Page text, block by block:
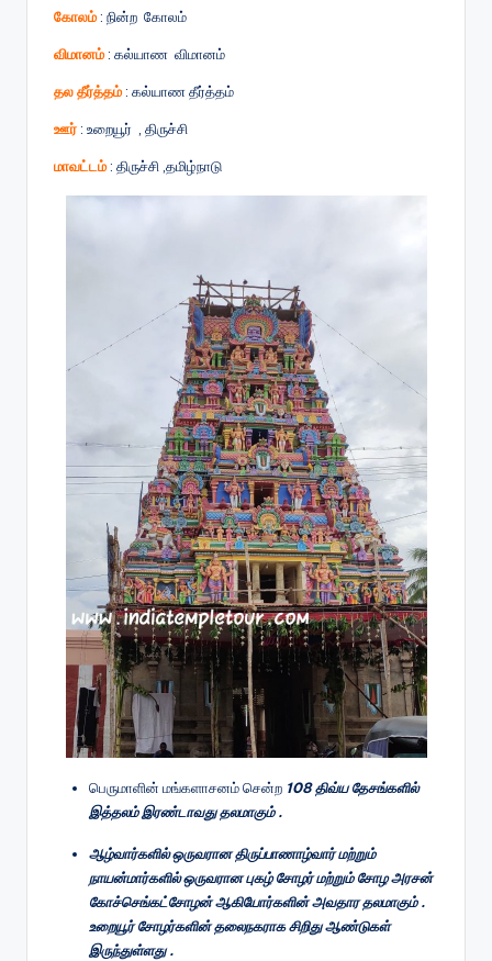
கோலம் : நின்ற கோலம்
விமானம் : கல்யாண விமானம்
தல தீர்த்தம் : கல்யாண தீர்த்தம்
ஊர் : உறையூர் , திருச்சி
மாவட்டம் : திருச்சி ,தமிழ்நாடு
பெருமாளின் மங்களாசனம் சென்ற 108 திவ்ய தேசங்களில்
இத்தலம் இரண்டாவது தலமாகும் .
ஆழ்வார்களில் ஒருவரான திருப்பாணாழ்வார் மற்றும்
நாயன்மார்களில் ஒருவரான புகழ் சோழர் மற்றும் சோழ அரசன்
கோச்செங்கட்சோழன் ஆகியோர்களின் அவதார தலமாகும் .
உறையூர் சோழர்களின் தலைநகராக சிறிது ஆண்டுகள்
இருந்துள்ளது .